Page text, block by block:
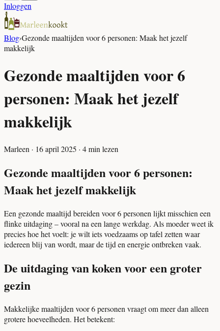
Inloggen
Blog›Gezonde maaltijden voor 6 personen: Maak het jezelf
makkelijk
Gezonde maaltijden voor 6
personen: Maak het jezelf
makkelijk
Marleen · 16 april 2025 · 4min lezen
Gezonde maaltijden voor 6 personen:
Maak het jezelf makkelijk
Een gezonde maaltijd bereiden voor 6 personen lijkt misschien een
flinke uitdaging – vooral na een lange werkdag. Als moeder weet ik
precies hoe het voelt: je wilt iets voedzaams op tafel zetten waar
iedereen blij van wordt, maar de tijd en energie ontbreken vaak.
De uitdaging van koken voor een groter
gezin
Makkelijke maaltijden voor 6 personen vraagt om meer dan alleen
grotere hoeveelheden. Het betekent: